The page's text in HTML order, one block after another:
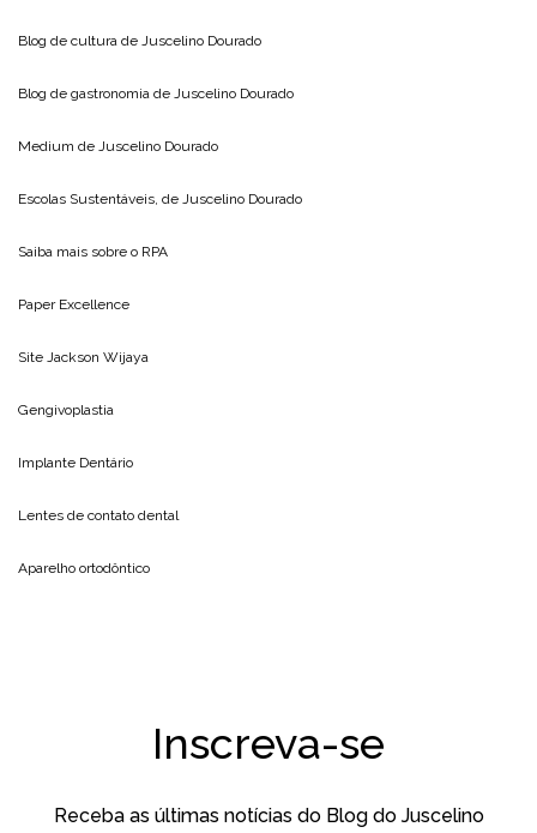
Blog de cultura de Juscelino Dourado
Blog de gastronomia de Juscelino Dourado
Medium de Juscelino Dourado
Escolas Sustentáveis, de Juscelino Dourado
Saiba mais sobre o RPA
Paper Excellence
Site Jackson Wijaya
Gengivoplastia
Implante Dentário
Lentes de contato dental
Aparelho ortodôntico
Inscreva-se
Receba as últimas notícias do Blog do Juscelino